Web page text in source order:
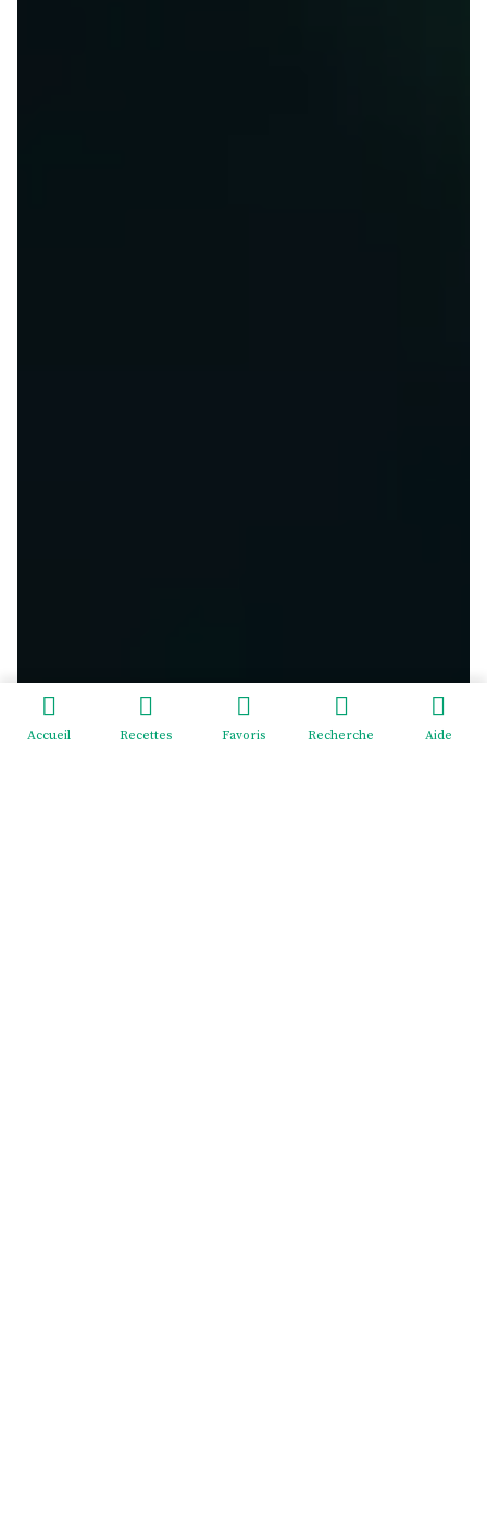
Accueil Recettes Favoris Recherche Aide